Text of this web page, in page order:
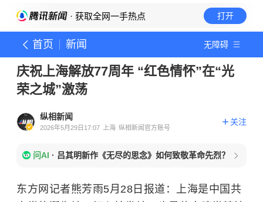
· 获取全网一手热点 打开
首页 新闻 无障碍
庆祝上海解放77周年 “红色情怀”在“光
荣之城”激荡
纵相新闻
2026年5月29日17:07 上海 纵相新闻官方账号
关注
问AI · 吕其明新作《无尽的思念》如何致敬革命先烈？
东方网记者熊芳雨5月28日报道：上海是中国共